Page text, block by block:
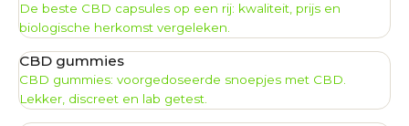
De beste CBD capsules op een rij: kwaliteit, prijs en
biologische herkomst vergeleken.
CBD gummies
CBD gummies: voorgedoseerde snoepjes met CBD.
Lekker, discreet en lab getest.